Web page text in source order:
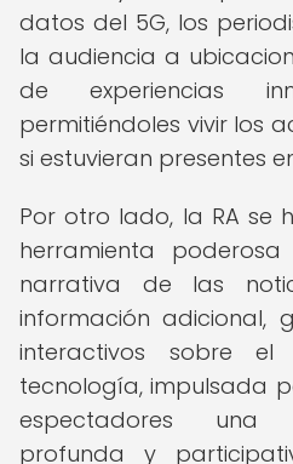
datos del 5G, los
la audiencia a
de experiencias
permitiéndoles vivir los
si estuvieran presentes
Por otro lado, la RA se
herramienta
narrativa de las
información adicional,
interactivos sobre el
tecnología, impulsada
espectadores una
profunda y